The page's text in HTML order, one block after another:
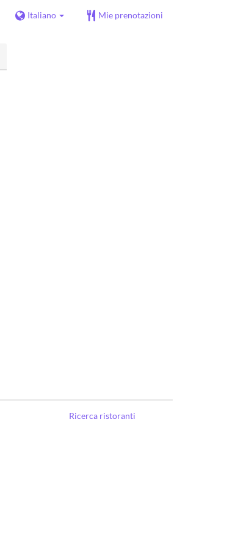
Italiano Mie prenotazioni
Ricerca ristoranti